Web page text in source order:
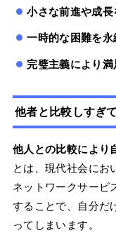
小さな前進や成
一時的な困難を
完璧主義により
他者と比較しすぎ
他人との比較により
とは、現代社会にお
ネットワークサービ
することで、自分だ
ってしまいます。